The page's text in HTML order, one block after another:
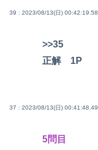
39 : 2023/08/13(日) 00:42:19.58
>>35
正解 1P
37 : 2023/08/13(日) 00:41:48.49
5問目